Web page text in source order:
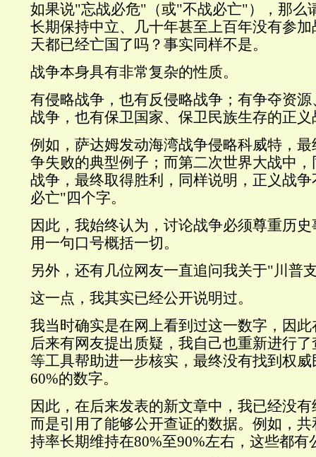
如果说"忘战必危"（或"不战必亡"），那么
长期保持中立、几十年甚至上百年没有参
天都已经亡国了吗？事实同样不是。
战争本身具有非常复杂的性质。
有侵略战争，也有反侵略战争；有争夺资
战争，也有保卫国家、保卫民族生存的正义
例如，萨达姆发动海湾战争侵略科威特，
争失败的典型例子；而第二次世界大战中
战争，最终取得胜利，同样说明，正义战
必亡"四个字。
因此，我始终认为，讨论战争必须尊重历
用一句口号概括一切。
另外，还有几位网友一直追问我关于"川普
这一点，我其实已经公开说明过。
我当时确实是在网上看到过这一数字，因
后来有网友提出质疑，我自己也重新进行了
等工具帮助进一步核实，最终没有找到权
60%的数字。
因此，在后来发表的新文章中，我已经没
而是引用了能够公开查证的数据。例如，
持率长期维持在80%至90%左右，这些都有